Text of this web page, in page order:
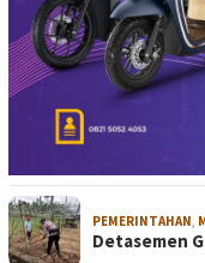
PEMERINTAHAN,
Detasemen